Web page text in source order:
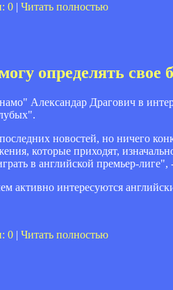
0 | Читать полностью
определять свое
Александар Драгович в
новостей, но ничего
которые приходят,
в английской премьер-
активно интересуются
0 | Читать полностью